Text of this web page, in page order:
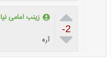

-2

زینب امامی نیا
آره